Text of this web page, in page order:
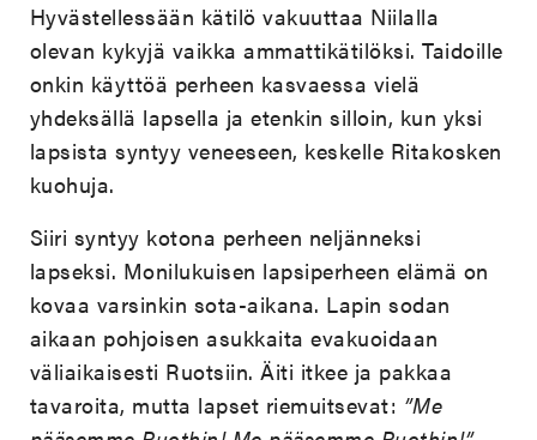
Hyvästellessään kätilö vakuuttaa Niilalla
olevan kykyjä vaikka ammattikätilöksi. Taidoille
onkin käyttöä perheen kasvaessa vielä
yhdeksällä lapsella ja etenkin silloin, kun yksi
lapsista syntyy veneeseen, keskelle Ritakosken
kuohuja.
Siiri syntyy kotona perheen neljänneksi
lapseksi. Monilukuisen lapsiperheen elämä on
kovaa varsinkin sota-aikana. Lapin sodan
aikaan pohjoisen asukkaita evakuoidaan
väliaikaisesti Ruotsiin. Äiti itkee ja pakkaa
tavaroita, mutta lapset riemuitsevat: ”Me